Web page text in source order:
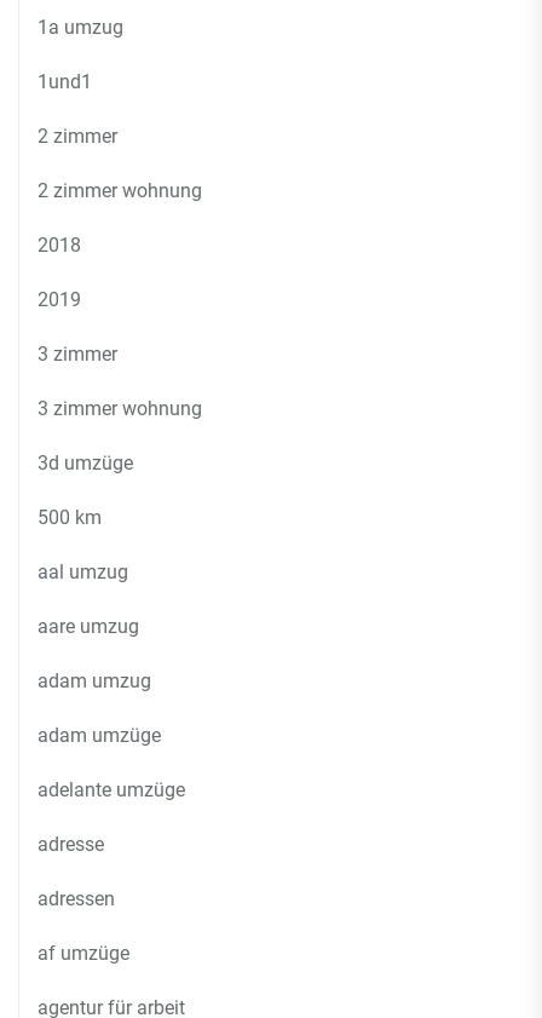
1a umzug
1und1
2 zimmer
2 zimmer wohnung
2018
2019
3 zimmer
3 zimmer wohnung
3d umzüge
500 km
aal umzug
aare umzug
adam umzug
adam umzüge
adelante umzüge
adresse
adressen
af umzüge
agentur für arbeit